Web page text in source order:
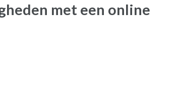
met een online